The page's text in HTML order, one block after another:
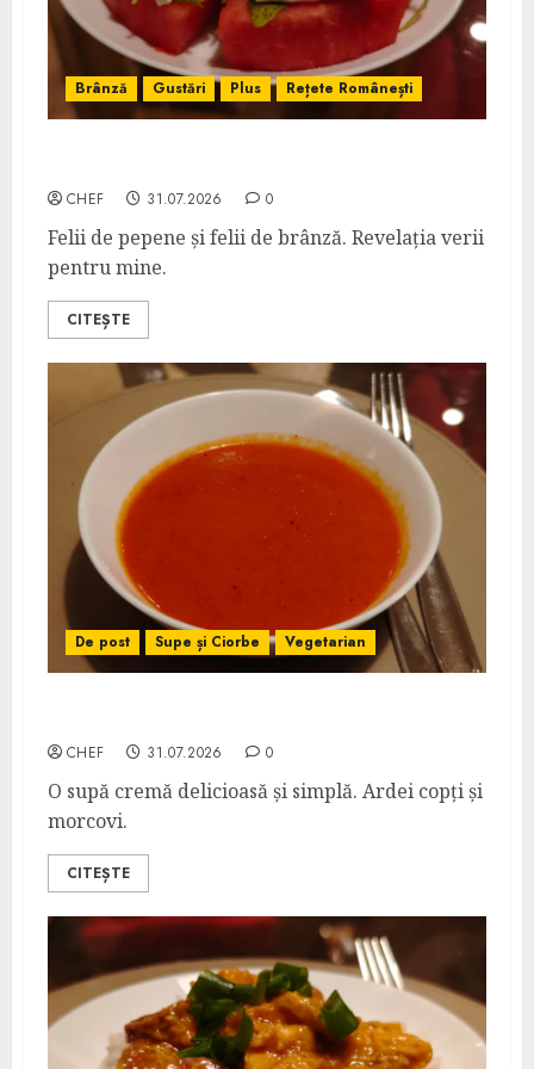
Brânză Gustări Plus Rețete Românești
CHEF 31.07.2026 0
Felii de pepene și felii de brânză. Revelația verii
pentru mine.
CITEȘTE
De post Supe și Ciorbe Vegetarian
CHEF 31.07.2026 0
O supă cremă delicioasă și simplă. Ardei copți și
morcovi.
CITEȘTE